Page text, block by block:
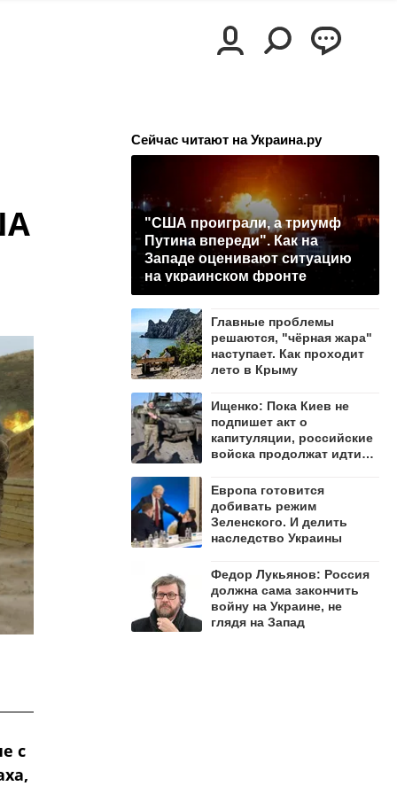
с
Сейчас читают на Украина.ру
"США проиграли, а триумф
Путина впереди". Как на
Западе оценивают ситуацию
на украинском фронте
Главные проблемы
решаются, "чёрная жара"
наступает. Как проходит
лето в Крыму
Ищенко: Пока Киев не
подпишет акт о
капитуляции, российские
войска продолжат идти
Европа готовится
добивать режим
Зеленского. И делить
наследство Украины
Федор Лукьянов: Россия
должна сама закончить
войну на Украине, не
глядя на Запад